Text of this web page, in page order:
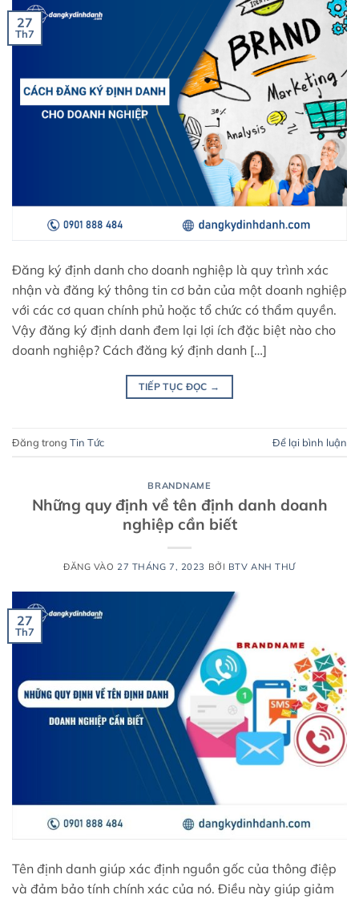
27
Th7
Đăng ký định danh cho doanh nghiệp là quy trình xác
nhận và đăng ký thông tin cơ bản của một doanh nghiệp
với các cơ quan chính phủ hoặc tổ chức có thẩm quyền.
Vậy đăng ký định danh đem lại lợi ích đặc biệt nào cho
doanh nghiệp? Cách đăng ký định danh […]
TIẾP TỤC ĐỌC →
Đăng trong Tin Tức Để lại bình luận
BRANDNAME
Những quy định về tên định danh doanh
nghiệp cần biết
ĐĂNG VÀO27 THÁNG 7, 2023 BỞI BTV ANH THƯ
27
Th7
Tên định danh giúp xác định nguồn gốc của thông điệp
và đảm bảo tính chính xác của nó. Điều này giúp giảm